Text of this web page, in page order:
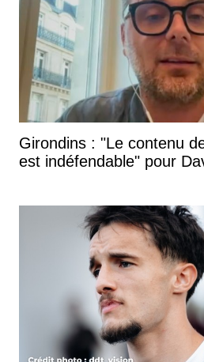
Girondins : "Le contenu
est indéfendable" pour